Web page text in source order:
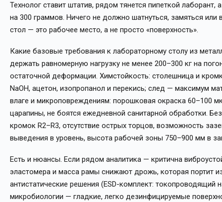
Технолог ставит штатив, рядом тянется пипеткой лаборант,
на 300 граммов. Ничего не должно шатнуться, замяться или
стол — это рабочее место, а не просто «поверхность».
Какие базовые требования к лабораторному столу из
держать равномерную нагрузку не менее 200–300 кг на
остаточной деформации. Химстойкость: столешница и
NaOH, ацетон, изопропанол и перекись; след — максимум
влаге и микроповреждениям: порошковая окраска
царапины, не боятся ежедневной санитарной обработки.
кромок R2–R3, отсутствие острых торцов, возможность
выведения в уровень, высота рабочей зоны 750–900 мм в
Есть и нюансы. Если рядом аналитика — критична
эластомера и масса рамы снижают дрожь, которая портит
антистатические решения (ESD-комплект: токопроводящий
микробиологии — гладкие, легко дезинфицируемые